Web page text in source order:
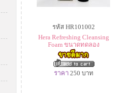
รหัส HR101002
Hera Refreshing Cleansing
Foam ขนาดทดลอง
ราคา 250 บาท